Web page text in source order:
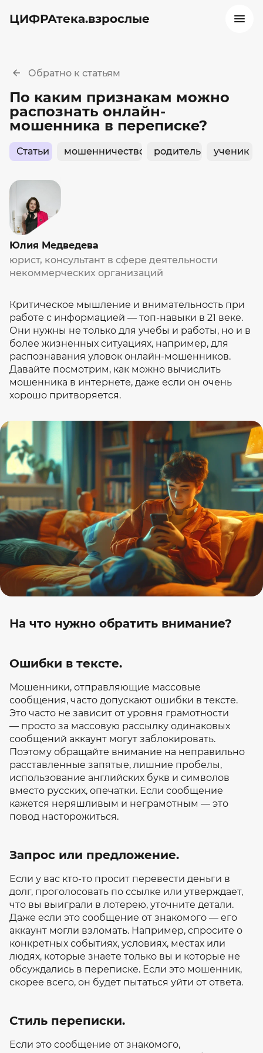
ЦИФРАтека.взрослые
Обратно к статьям
По каким признакам можно
распознать онлайн-
мошенника в переписке?
Статьи мошенничество родитель ученик
Критическое мышление и внимательность при
работе с информацией — топ-навыки в 21 веке.
Они нужны не только для учебы и работы, но и в
более жизненных ситуациях, например, для
распознавания уловок онлайн-мошенников.
Давайте посмотрим, как можно вычислить
мошенника в интернете, даже если он очень
хорошо притворяется.
Юлия Медведева
юрист, консультант в сфере деятельности
некоммерческих организаций
На что нужно обратить внимание?
Ошибки в тексте.
Мошенники, отправляющие массовые
сообщения, часто допускают ошибки в тексте.
Это часто не зависит от уровня грамотности
— просто за массовую рассылку одинаковых
сообщений аккаунт могут заблокировать.
Поэтому обращайте внимание на неправильно
расставленные запятые, лишние пробелы,
использование английских букв и символов
вместо русских, опечатки. Если сообщение
кажется неряшливым и неграмотным — это
повод насторожиться.
Запрос или предложение.
Если у вас кто-то просит перевести деньги в
долг, проголосовать по ссылке или утверждает,
что вы выиграли в лотерею, уточните детали.
Даже если это сообщение от знакомого — его
аккаунт могли взломать. Например, спросите о
конкретных событиях, условиях, местах или
людях, которые знаете только вы и которые не
обсуждались в переписке. Если это мошенник,
скорее всего, он будет пытаться уйти от ответа.
Стиль переписки.
Если это сообщение от знакомого,